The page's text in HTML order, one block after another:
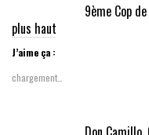
9ème Cop
plus haut
J’aime ça :
chargement…